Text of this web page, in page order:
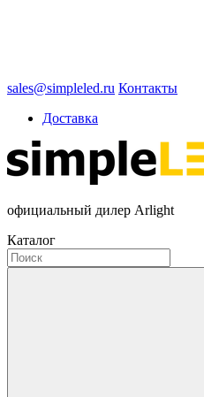
sales@simpleled.ru Контакты
Доставка
официальный дилер Arlight
Каталог